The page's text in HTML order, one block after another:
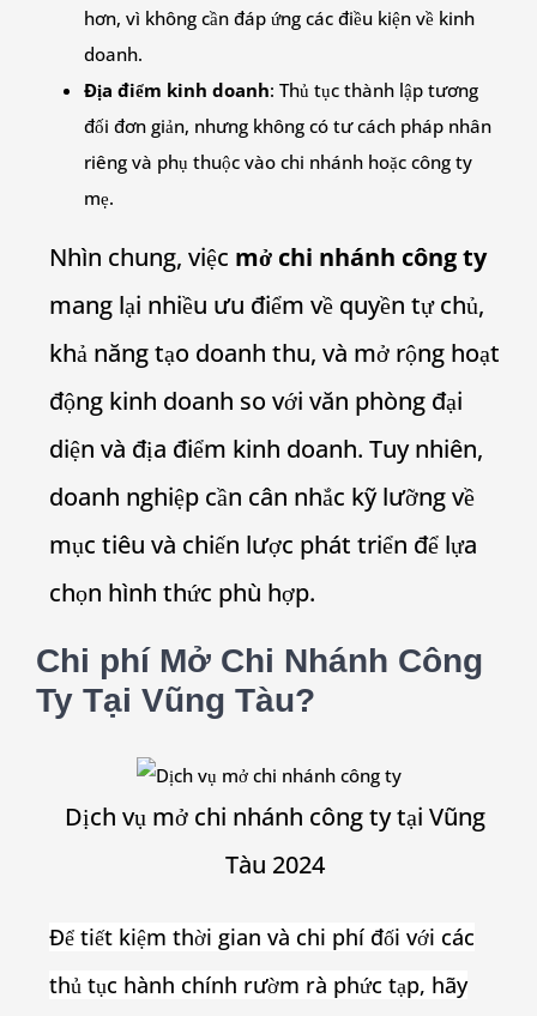
hơn, vì không cần đáp ứng các điều kiện về kinh
doanh.
Địa điểm kinh doanh: Thủ tục thành lập tương
đối đơn giản, nhưng không có tư cách pháp nhân
riêng và phụ thuộc vào chi nhánh hoặc công ty
mẹ.
Nhìn chung, việc mở chi nhánh công ty
mang lại nhiều ưu điểm về quyền tự chủ,
khả năng tạo doanh thu, và mở rộng hoạt
động kinh doanh so với văn phòng đại
diện và địa điểm kinh doanh. Tuy nhiên,
doanh nghiệp cần cân nhắc kỹ lưỡng về
mục tiêu và chiến lược phát triển để lựa
chọn hình thức phù hợp.
Chi phí Mở Chi Nhánh Công
Ty Tại Vũng Tàu?
Dịch vụ mở chi nhánh công ty tại Vũng
Tàu 2024
Để tiết kiệm thời gian và chi phí đối với các
thủ tục hành chính rườm rà phức tạp, hãy